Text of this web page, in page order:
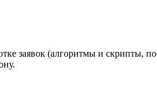
заявок (алгоритмы и скрипты,